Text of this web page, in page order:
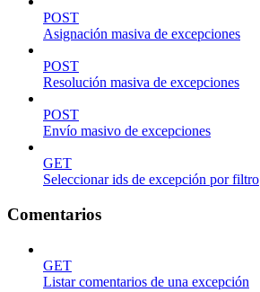
POST
Asignación masiva de excepciones
POST
Resolución masiva de excepciones
POST
Envío masivo de excepciones
GET
Seleccionar ids de excepción por filtro
Comentarios
GET
Listar comentarios de una excepción